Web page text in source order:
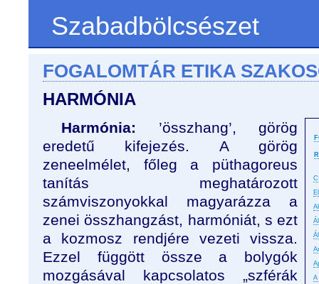
Szabadbölcsészet
FOGALOMTÁR ETIKA
HARMÓNIA
A
Harmónia: ’összhang’, görög
eredetű kifejezés. A görög
zeneelmélet, főleg a püthagoreus
tanítás meghatározott
számviszonyokkal magyarázza a
zenei összhangzást, harmóniát, s ezt
a kozmosz rendjére vezeti vissza.
Ezzel függött össze a bolygók
mozgásával kapcsolatos „szférák